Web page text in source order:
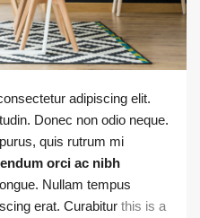
adipiscing elit.
Donec non odio neque.
quis rutrum mi
orci ac nibh
Nullam tempus
erat. Curabitur this is a